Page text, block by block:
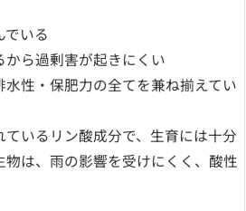
いる
ら過剰害が起きにくい
性・保肥力の全てを兼ね揃えてい
いるリン酸成分で、生育には十分
は、雨の影響を受けにくく、酸性